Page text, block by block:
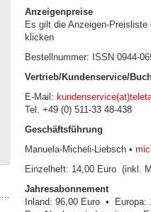
Anzeigenpreise
Es gilt die Anzeigen-
klicken
Bestellnummer: ISSN 0944-
Vertrieb/Kundenservice/
E-Mail:
Tel. +49 (0) 511-33 48-438
Geschäftsführung
Manuela-Micheli-Liebsch •
Einzelheft: 14,00 Euro (inkl.
Jahresabonnement
Inland: 96,00 Euro • Europa: